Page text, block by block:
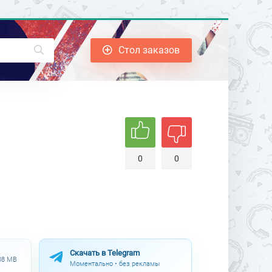
Стол заказов
0 0
MB
Скачать в Telegram
Моментально • без рекламы